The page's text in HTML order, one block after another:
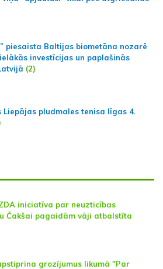
piesaista Baltijas biometāna nozarē
investīcijas un paplašinās
(2)
Liepājas pludmales tenisa līgas 4.
iniciatīva par neuzticības
Čakšai pagaidām vāji atbalstīta
grozījumus likumā "Par